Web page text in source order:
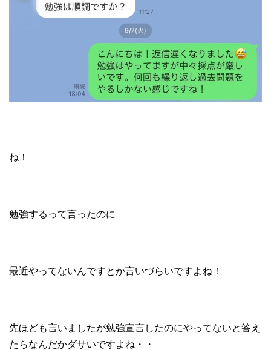
ね！
勉強するって言ったのに
最近やってないんですとか言いづらいですよね！
先ほども言いましたが勉強宣言したのにやってないと答え
たらなんだかダサいですよね・・